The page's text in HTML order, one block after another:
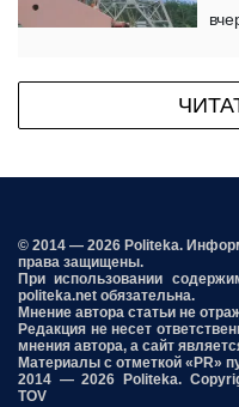
© 2014 — 2026 Politeka.
права защищены.
При использовании
politeka.net обязательна.
Мнение автора статьи не
Редакция не несет
мнения автора, а сайт
Материалы с отметкой «PR»
2014 — 2026 Politeka.
TOV